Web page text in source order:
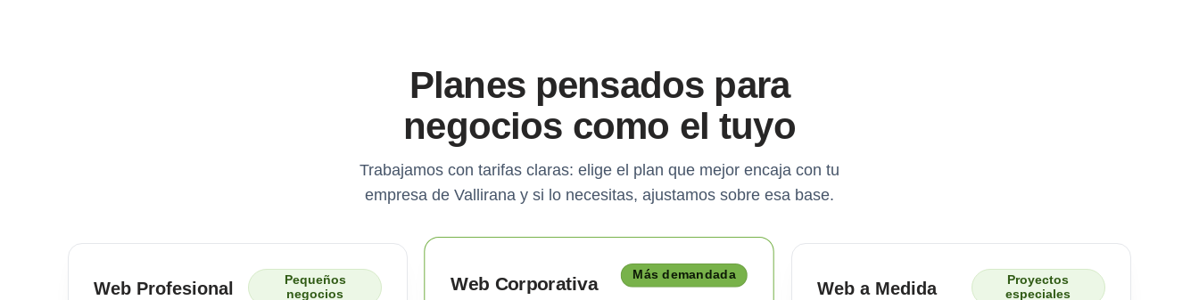
Planes pensados para
negocios como el tuyo
Trabajamos con tarifas claras: elige el plan que mejor encaja con tu
empresa de Vallirana y si lo necesitas, ajustamos sobre esa base.
Web Profesional
Pequeños
negocios
Web Corporativa Más demandada
Web a Medida
Proyectos
especiales